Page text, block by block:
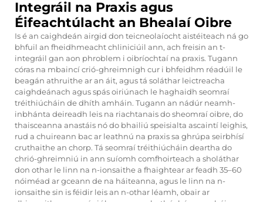
Integráil na Praxis agus
Éifeachtúlacht an Bhealaí Oibre
Is é an caighdeán airgid don teicneolaíocht aistéiteach ná go
bhfuil an fheidhmeacht chliniciúil ann, ach freisin an t-
integráil gan aon phroblem i oibríochtaí na praxis. Tugann
córas na mbaincí crió-ghreimnigh cur i bhfeidhm réadúil le
beagán athruithe ar an áit, agus tá soláthar leictreacha
caighdeánach agus spás oiriúnach le haghaidh seomraí
tréithiúcháin de dhíth amháin. Tugann an nádúr neamh-
inbhánta deireadh leis na riachtanais do sheomraí oibre, do
thaisceanna anastáis nó do bhailiú speisialta ascaintí leighis,
rud a chuireann bac ar leathnú na praxis sa ghrúpa seirbhísí
cruthaithe an chorp. Tá seomraí tréithiúcháin deartha do
chrió-ghreimniú in ann suíomh comfhoirteach a sholáthar
don othar le linn na n-ionsaithe a fhaightear ar feadh 35–60
nóiméad ar gceann de na háiteanna, agus le linn na n-
ionsaithe sin is féidir leis an n-othar léamh, obair ar